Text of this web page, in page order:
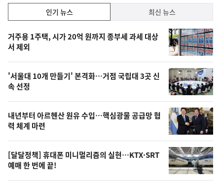
인
기,
최
신,
오
늘
의
영
상
오
늘
인기 뉴스 최신 뉴스
인
기
뉴
스
거주용 1주택, 시가 20억 원까지 종부세 과세 대상
서 제외
'서울대 10개 만들기' 본격화…거점 국립대 3곳 신
속 선정
내년부터 아르헨산 원유 수입…핵심광물 공급망 협
력 체계 마련
[달달정책] 휴대폰 미니멀리즘의 실현…KTX·SRT
예매 한 번에 끝!